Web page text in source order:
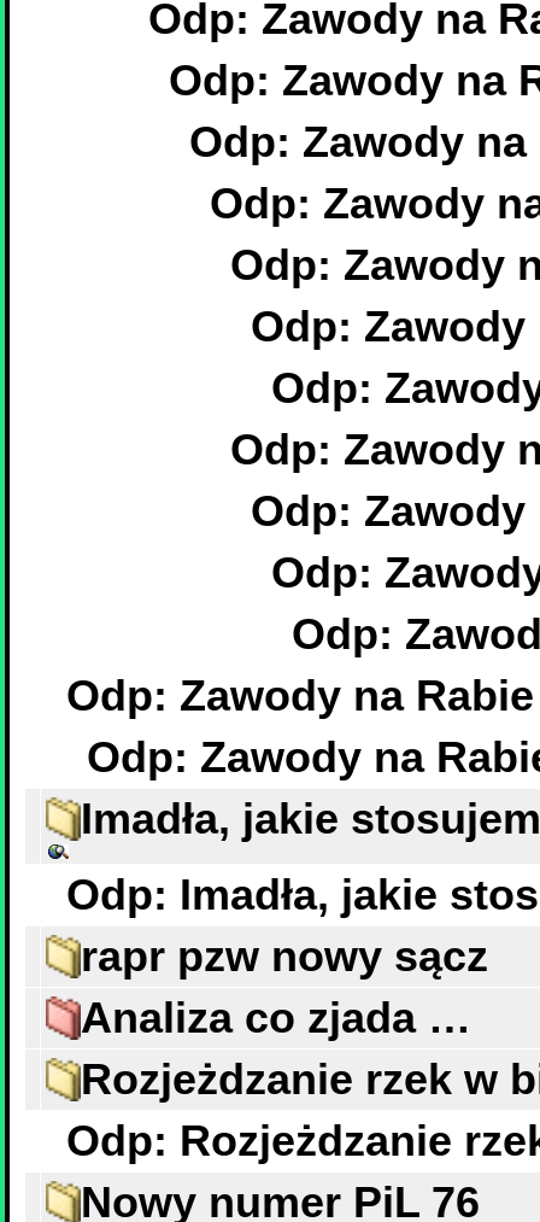
Odp: Zawody na
Imadła, jakie
Odp: Imadła, jakie
rapr pzw nowy sącz
Analiza co zjada …
Rozjeżdzanie rzek w
Odp: Rozjeżdzanie
Nowy numer PiL 76